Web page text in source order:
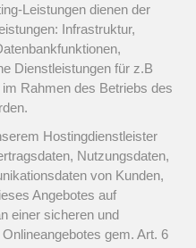
Leistungen dienen der
Infrastruktur,
Dienstleistungen für z.B
Rahmen des Betriebs des
Hostingdienstleister
Nutzungsdaten,
von Kunden,
Angebotes auf
einer sicheren und
gem. Art. 6